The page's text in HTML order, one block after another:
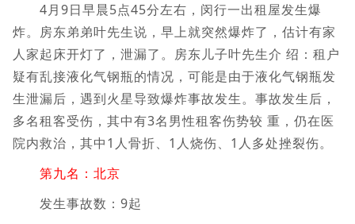
4月9日早晨5点45分左右，闵行一出租屋发生爆
炸。房东弟弟叶先生说，早上就突然爆炸了，估计有家
人家起床开灯了，泄漏了。房东儿子叶先生介 绍：租户
疑有乱接液化气钢瓶的情况，可能是由于液化气钢瓶发
生泄漏后，遇到火星导致爆炸事故发生。事故发生后，
多名租客受伤，其中有3名男性租客伤势较 重，仍在医
院内救治，其中1人骨折、1人烧伤、1人多处挫裂伤。
第九名：北京
发生事故数：9起